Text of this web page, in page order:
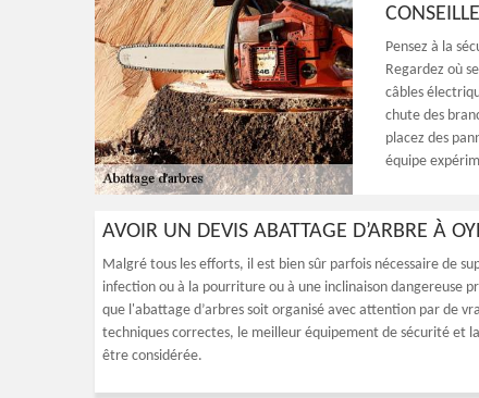
CONSEILLE
Pensez à la
Regardez où
câbles
chute des
placez des
équipe
AVOIR UN DEVIS ABATTAGE D’ARBRE À
Malgré tous les efforts, il est bien sûr parfois nécessaire de
infection ou à la pourriture ou à une inclinaison dangereuse
que l'abattage d’arbres soit organisé avec attention par de
techniques correctes, le meilleur équipement de sécurité et
être considérée.